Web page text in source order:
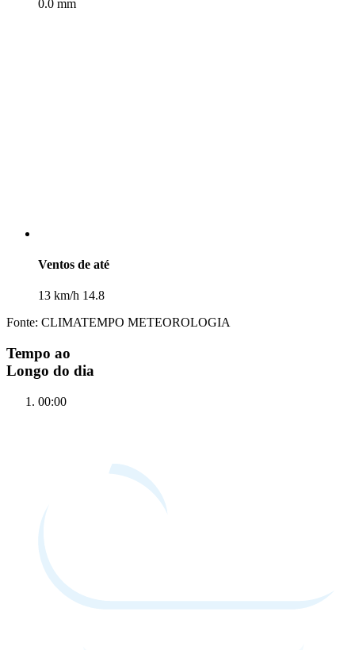
0.0 mm
Ventos de até
13 km/h 14.8
Fonte: CLIMATEMPO METEOROLOGIA
Tempo ao
Longo do dia
00:00